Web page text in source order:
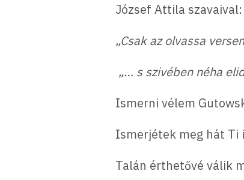
József Attila szavaival:
„Csak az olvassa
„… s szivében néha
Ismerni vélem
Ismerjétek meg hát Ti
Talán érthetővé válik